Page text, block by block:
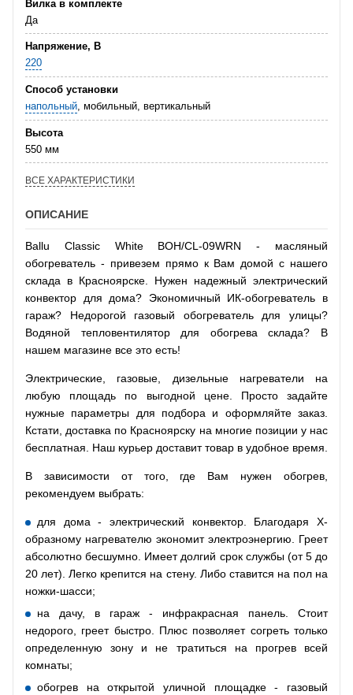
Вилка в комплекте
Да
Напряжение, В
220
Способ установки
напольный, мобильный, вертикальный
Высота
550 мм
ВСЕ ХАРАКТЕРИСТИКИ
ОПИСАНИЕ
Ballu Classic White BOH/CL-09WRN - масляный
обогреватель - привезем прямо к Вам домой с нашего
склада в Красноярске. Нужен надежный электрический
конвектор для дома? Экономичный ИК-обогреватель в
гараж? Недорогой газовый обогреватель для улицы?
Водяной тепловентилятор для обогрева склада? В
нашем магазине все это есть!
Электрические, газовые, дизельные нагреватели на
любую площадь по выгодной цене. Просто задайте
нужные параметры для подбора и оформляйте заказ.
Кстати, доставка по Красноярску на многие позиции у нас
бесплатная. Наш курьер доставит товар в удобное время.
В зависимости от того, где Вам нужен обогрев,
рекомендуем выбрать:
для дома - электрический конвектор. Благодаря Х-
образному нагревателю экономит электроэнергию. Греет
абсолютно бесшумно. Имеет долгий срок службы (от 5 до
20 лет). Легко крепится на стену. Либо ставится на пол на
ножки-шасси;
на дачу, в гараж - инфракрасная панель. Стоит
недорого, греет быстро. Плюс позволяет согреть только
определенную зону и не тратиться на прогрев всей
комнаты;
обогрев на открытой уличной площадке - газовый